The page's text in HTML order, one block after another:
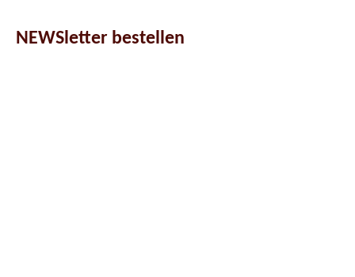
NEWSletter bestellen